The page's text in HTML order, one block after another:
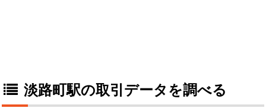
淡路町駅の取引データを調べる